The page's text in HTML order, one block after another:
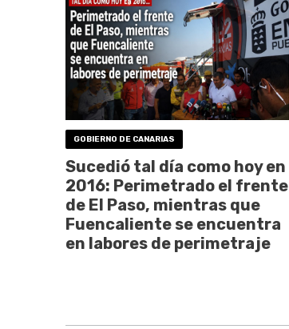
GOBIERNO DE CANARIAS
Sucedió tal día como hoy en
2016: Perimetrado el frente
de El Paso, mientras que
Fuencaliente se encuentra
en labores de perimetraje